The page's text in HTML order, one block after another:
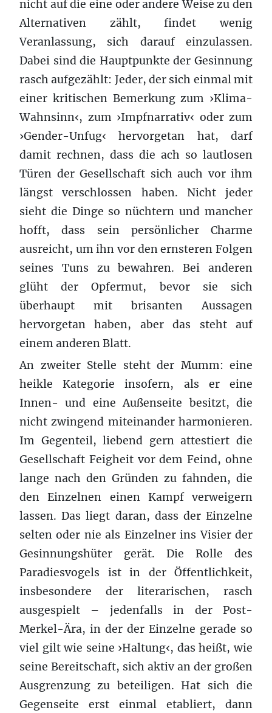
nicht auf die eine oder andere Weise zu den
Alternativen zählt, findet wenig
Veranlassung, sich darauf einzulassen.
Dabei sind die Hauptpunkte der Gesinnung
rasch aufgezählt: Jeder, der sich einmal mit
einer kritischen Bemerkung zum ›Klima-
Wahnsinn‹, zum ›Impfnarrativ‹ oder zum
›Gender-Unfug‹ hervorgetan hat, darf
damit rechnen, dass die ach so lautlosen
Türen der Gesellschaft sich auch vor ihm
längst verschlossen haben. Nicht jeder
sieht die Dinge so nüchtern und mancher
hofft, dass sein persönlicher Charme
ausreicht, um ihn vor den ernsteren Folgen
seines Tuns zu bewahren. Bei anderen
glüht der Opfermut, bevor sie sich
überhaupt mit brisanten Aussagen
hervorgetan haben, aber das steht auf
einem anderen Blatt.
An zweiter Stelle steht der Mumm: eine
heikle Kategorie insofern, als er eine
Innen- und eine Außenseite besitzt, die
nicht zwingend miteinander harmonieren.
Im Gegenteil, liebend gern attestiert die
Gesellschaft Feigheit vor dem Feind, ohne
lange nach den Gründen zu fahnden, die
den Einzelnen einen Kampf verweigern
lassen. Das liegt daran, dass der Einzelne
selten oder nie als Einzelner ins Visier der
Gesinnungshüter gerät. Die Rolle des
Paradiesvogels ist in der Öffentlichkeit,
insbesondere der literarischen, rasch
ausgespielt – jedenfalls in der Post-
Merkel-Ära, in der der Einzelne gerade so
viel gilt wie seine ›Haltung‹, das heißt, wie
seine Bereitschaft, sich aktiv an der großen
Ausgrenzung zu beteiligen. Hat sich die
Gegenseite erst einmal etabliert, dann